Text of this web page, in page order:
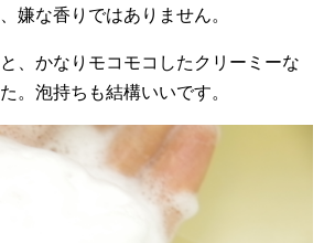
嫌な香りではありません。
、かなりモコモコしたクリーミーな
。泡持ちも結構いいです。